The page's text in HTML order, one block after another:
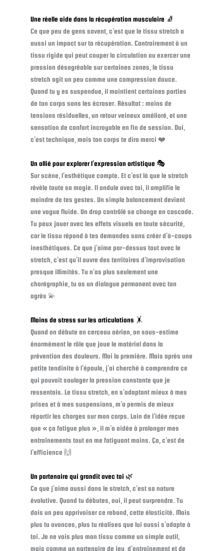
Une réelle aide dans la récupération musculaire 🧦
Ce que peu de gens savent, c’est que le tissu stretch a
aussi un impact sur ta récupération. Contrairement à un
tissu rigide qui peut couper la circulation ou exercer une
pression désagréable sur certaines zones, le tissu
stretch agit un peu comme une compression douce.
Quand tu y es suspendue, il maintient certaines parties
de ton corps sans les écraser. Résultat : moins de
tensions résiduelles, un retour veineux amélioré, et une
sensation de confort incroyable en fin de session. Oui,
c’est technique, mais ton corps te dira merci ❤️
Un allié pour explorer l’expression artistique 🎭
Sur scène, l’esthétique compte. Et c’est là que le stretch
révèle toute sa magie. Il ondule avec toi, il amplifie le
moindre de tes gestes. Un simple balancement devient
une vague fluide. Un drop contrôlé se change en cascade.
Tu peux jouer avec les effets visuels en toute sécurité,
car le tissu répond à tes demandes sans créer d’à-coups
inesthétiques. Ce que j’aime par-dessus tout avec le
stretch, c’est qu’il ouvre des territoires d’improvisation
presque illimités. Tu n’as plus seulement une
chorégraphie, tu as un dialogue permanent avec ton
agrès 💫
Moins de stress sur les articulations 🤸
Quand on débute en cerceau aérien, on sous-estime
énormément le rôle que joue le matériel dans la
prévention des douleurs. Moi la première. Mais après une
petite tendinite à l’épaule, j’ai cherché à comprendre ce
qui pouvait soulager la pression constante que je
ressentais. Le tissu stretch, en s’adaptant mieux à mes
prises et à mes suspensions, m’a permis de mieux
répartir les charges sur mon corps. Loin de l’idée reçue
que « ça fatigue plus », il m’a aidée à prolonger mes
entraînements tout en me fatiguant moins. Ça, c’est de
l’efficience 🙌
Un partenaire qui grandit avec toi 🌿
Ce que j’aime aussi dans le stretch, c’est sa nature
évolutive. Quand tu débutes, oui, il peut surprendre. Tu
dois un peu apprivoiser ce rebond, cette élasticité. Mais
plus tu avances, plus tu réalises que lui aussi s’adapte à
toi. Je ne vois plus mon tissu comme un simple outil,
mais comme un partenaire de jeu, d’entraînement et de